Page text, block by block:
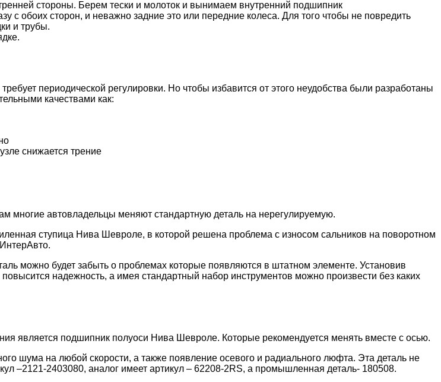
стороны. Берем тески и молоток и вынимаем внутренний подшипник
обоих сторон, и неважно задние это или передние колеса. Для того чтобы не повредить
и трубы.
периодической регулировки. Но чтобы избавится от этого неудобства были разработаны
качествами как:
снижается трение
многие автовладельцы меняют стандартную деталь на нерегулируемую.
ступица Нива Шевроле, в которой решена проблема с износом сальников на поворотном
можно будет забыть о проблемах которые появляются в штатном элементе. Установив
надежность, а имея стандартный набор инструментов можно произвести без каких
является подшипник полуоси Нива Шевроле. Которые рекомендуется менять вместе с осью.
шума на любой скорости, а также появление осевого и радиального люфта. Эта деталь не
–2121-2403080, аналог имеет артикул – 62208-2RS, а промышленная деталь- 180508.